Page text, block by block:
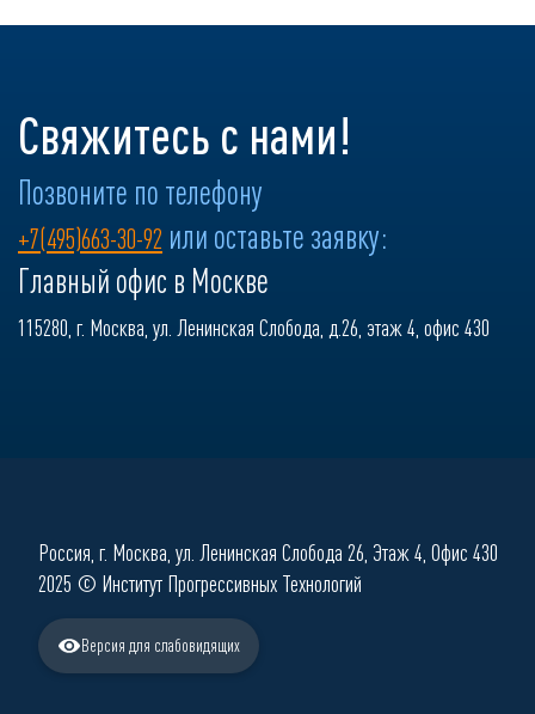
Свяжитесь с нами!
Позвоните по телефону
+7(495)663-30-92 или оставьте заявку:
Главный офис в Москве
115280, г. Москва, ул. Ленинская Слобода, д.26, этаж 4, офис 430
Россия, г. Москва, ул. Ленинская Слобода 26, Этаж 4, Офис 430
2025 © Институт Прогрессивных Технологий
Версия для слабовидящих